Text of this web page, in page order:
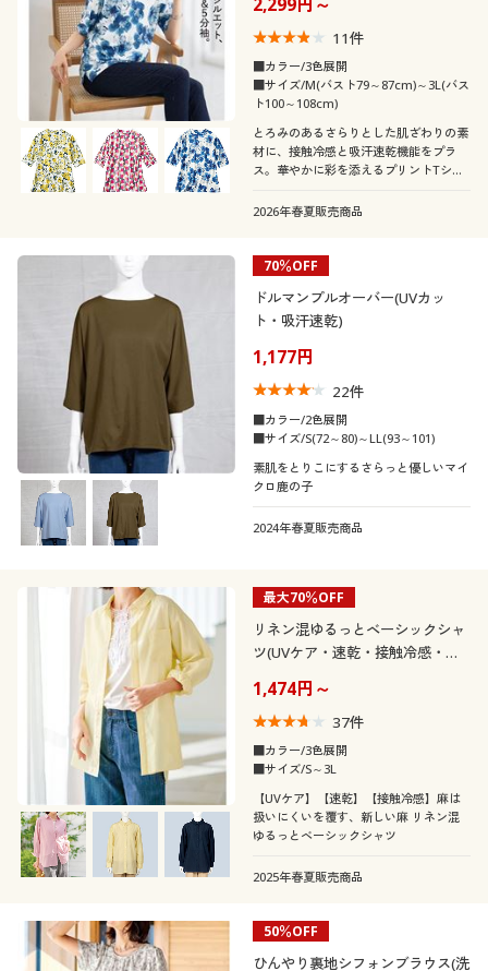
11件
■カラー/3色展開
■サイズ/M(バスト79～87cm)～3L(バス
ト100～108cm)
とろみのあるさらりとした肌ざわりの素
材に、接触冷感と吸汗速乾機能をプラ
ス。華やかに彩を添えるプリントTシャ
2026年春夏販売商品
70％OFF
ドルマンプルオーバー(UVカッ
ト・吸汗速乾)
1,177円
22件
■カラー/2色展開
■サイズ/S(72～80)～LL(93～101)
素肌をとりこにするさらっと優しいマイ
クロ鹿の子
2024年春夏販売商品
最大70％OFF
リネン混ゆるっとベーシックシャ
ツ(UVケア・速乾・接触冷感・洗
1,474円～
37件
■カラー/3色展開
■サイズ/S～3L
【UVケア】【速乾】【接触冷感】麻は
扱いにくいを覆す、新しい麻 リネン混
ゆるっとベーシックシャツ
2025年春夏販売商品
50％OFF
ひんやり裏地シフォンブラウス(洗